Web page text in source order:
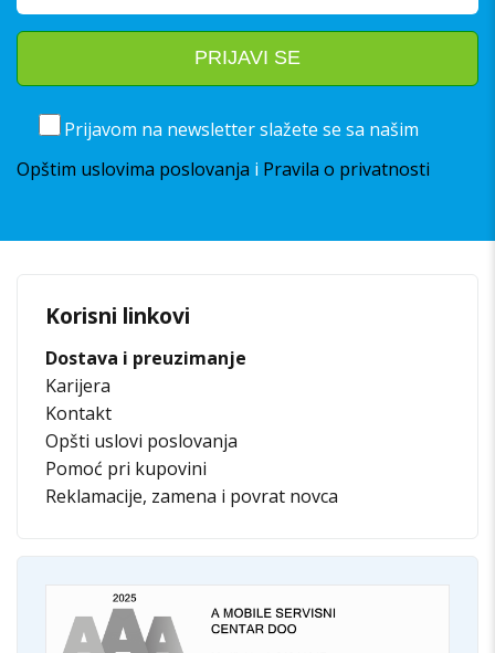
Prijavom na newsletter slažete se sa našim
Opštim uslovima poslovanja i Pravila o privatnosti
Korisni linkovi
Dostava i preuzimanje
Karijera
Kontakt
Opšti uslovi poslovanja
Pomoć pri kupovini
Reklamacije, zamena i povrat novca